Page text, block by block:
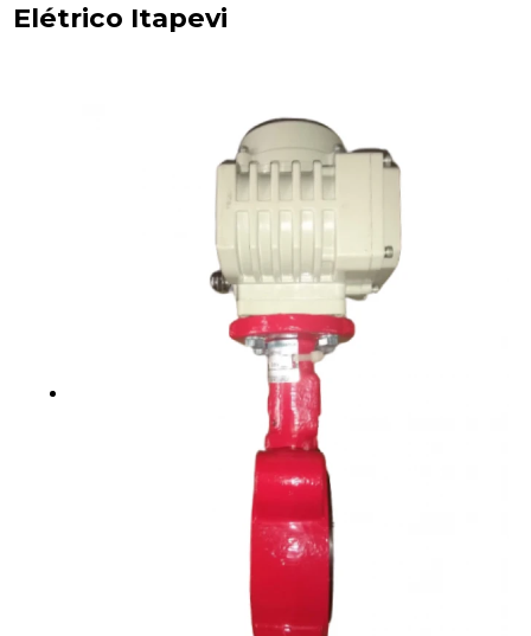
Elétrico Itapevi